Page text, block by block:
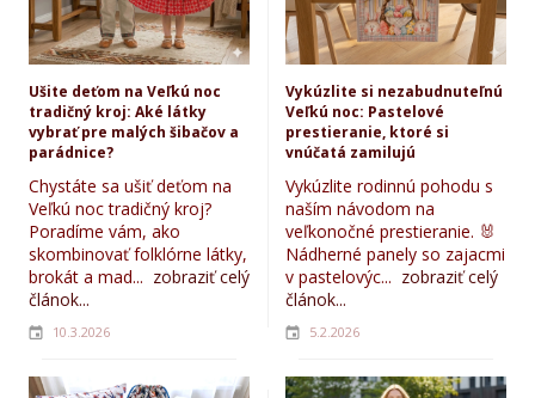
Ušite deťom na Veľkú noc
tradičný kroj: Aké látky
vybrať pre malých šibačov a
parádnice?
Chystáte sa ušiť deťom na
Veľkú noc tradičný kroj?
Poradíme vám, ako
skombinovať folklórne látky,
brokát a mad... zobraziť celý
článok...
10.3.2026
Vykúzlite si nezabudnuteľnú
Veľkú noc: Pastelové
prestieranie, ktoré si
vnúčatá zamilujú
Vykúzlite rodinnú pohodu s
naším návodom na
veľkonočné prestieranie. 🐰
Nádherné panely so zajacmi
v pastelovýc... zobraziť celý
článok...
5.2.2026